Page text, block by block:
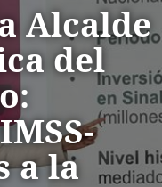
Alcalde
del
a la